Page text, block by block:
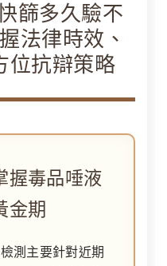
篩多久驗不
法律時效、
位抗辯策略
握毒品唾液
金期
測主要針對近期